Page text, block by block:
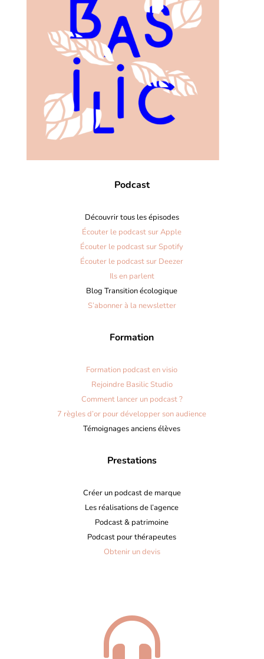
Podcast
Découvrir tous les épisodes
Écouter le podcast sur Apple
Écouter le podcast sur Spotify
Écouter le podcast sur Deezer
Ils en parlent
Blog Transition écologique
S’abonner à la newsletter
Formation
Formation podcast en visio
Rejoindre Basilic Studio
Comment lancer un podcast ?
7 règles d’or pour développer son audience
Témoignages anciens élèves
Prestations
Créer un podcast de marque
Les réalisations de l’agence
Podcast & patrimoine
Podcast pour thérapeutes
Obtenir un devis
